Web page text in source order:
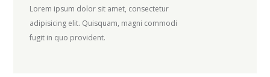
Lorem ipsum dolor sit amet, consectetur
adipisicing elit. Quisquam, magni commodi
fugit in quo provident.